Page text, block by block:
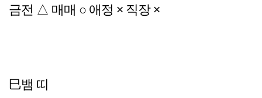
금전 △ 매매 ○ 애정 × 직장 ×
巳뱀 띠